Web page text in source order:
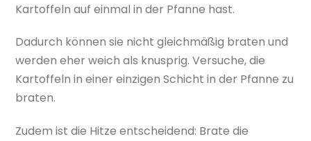
Kartoffeln auf einmal in der Pfanne hast.
Dadurch können sie nicht gleichmäßig braten und
werden eher weich als knusprig. Versuche, die
Kartoffeln in einer einzigen Schicht in der Pfanne zu
braten.
Zudem ist die Hitze entscheidend: Brate die